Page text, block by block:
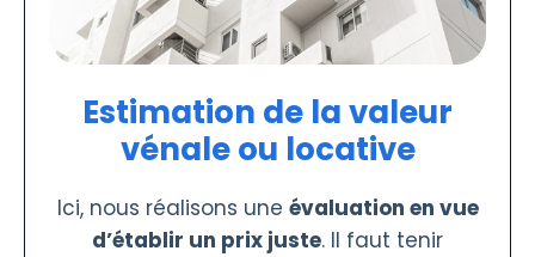
Estimation de la valeur
vénale ou locative
Ici, nous réalisons une évaluation en vue
d’établir un prix juste. Il faut tenir